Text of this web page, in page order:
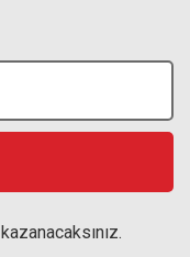
kazanacaksınız.